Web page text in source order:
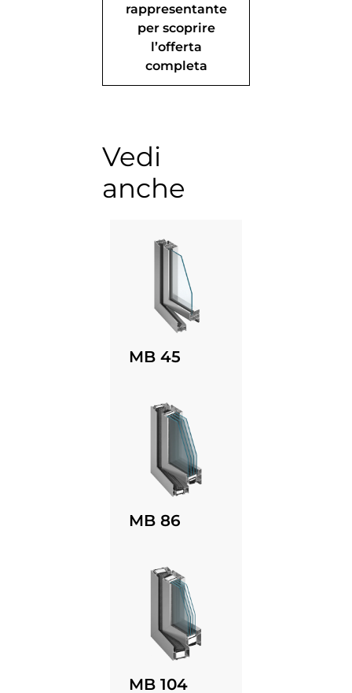
rappresentante
per scoprire
l’offerta
completa
Vedi
anche
MB 45
MB 86
MB 104